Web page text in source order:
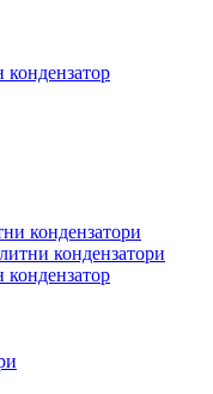
кондензатори
кондензатори